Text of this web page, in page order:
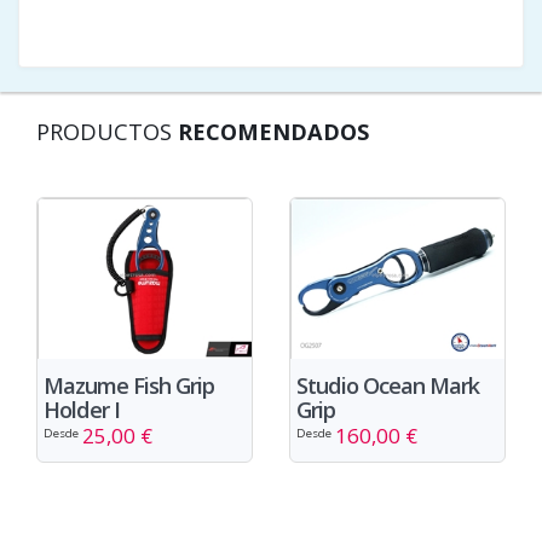
PRODUCTOS RECOMENDADOS
Mazume Fish Grip
Holder I
Desde 25,00 €
Studio Ocean Mark
Grip
Desde 160,00 €